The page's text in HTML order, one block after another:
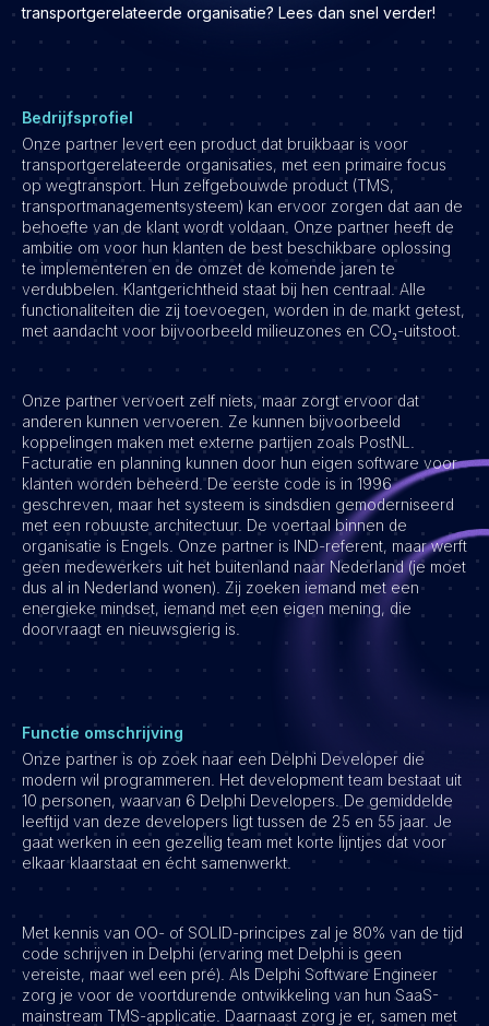
Engineering & leadership
Product
Sales
Specialistische techrollen
Support
Operations & HR
Inzichten
Over ons
Werken bij Haystack People
Jobmarketing
Contact
Vacatures
transportgerelateerde organisatie? Lees dan snel verder!
Bedrijfsprofiel
Onze partner levert een product dat bruikbaar is voor
transportgerelateerde organisaties, met een primaire focus
op wegtransport. Hun zelfgebouwde product (TMS,
transportmanagementsysteem) kan ervoor zorgen dat aan de
behoefte van de klant wordt voldaan. Onze partner heeft de
ambitie om voor hun klanten de best beschikbare oplossing
te implementeren en de omzet de komende jaren te
verdubbelen. Klantgerichtheid staat bij hen centraal. Alle
functionaliteiten die zij toevoegen, worden in de markt getest,
met aandacht voor bijvoorbeeld milieuzones en CO₂-uitstoot.
Onze partner vervoert zelf niets, maar zorgt ervoor dat
anderen kunnen vervoeren. Ze kunnen bijvoorbeeld
koppelingen maken met externe partijen zoals PostNL.
Facturatie en planning kunnen door hun eigen software voor
klanten worden beheerd. De eerste code is in 1996
geschreven, maar het systeem is sindsdien gemoderniseerd
met een robuuste architectuur. De voertaal binnen de
organisatie is Engels. Onze partner is IND-referent, maar werft
geen medewerkers uit het buitenland naar Nederland (je moet
dus al in Nederland wonen). Zij zoeken iemand met een
energieke mindset, iemand met een eigen mening, die
doorvraagt en nieuwsgierig is.
Functie omschrijving
Onze partner is op zoek naar een Delphi Developer die
modern wil programmeren. Het development team bestaat uit
10 personen, waarvan 6 Delphi Developers. De gemiddelde
leeftijd van deze developers ligt tussen de 25 en 55 jaar. Je
gaat werken in een gezellig team met korte lijntjes dat voor
elkaar klaarstaat en écht samenwerkt.
Met kennis van OO- of SOLID-principes zal je 80% van de tijd
code schrijven in Delphi (ervaring met Delphi is geen
vereiste, maar wel een pré). Als Delphi Software Engineer
zorg je voor de voortdurende ontwikkeling van hun SaaS-
mainstream TMS-applicatie. Daarnaast zorg je er, samen met